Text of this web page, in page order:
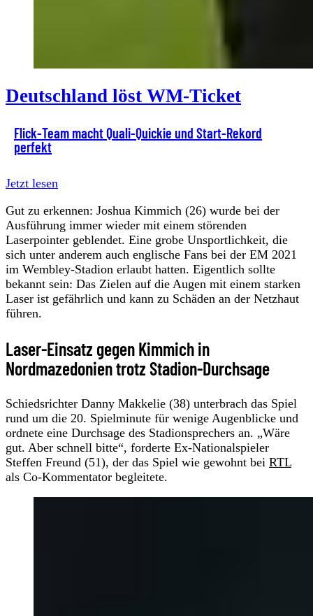
Deutschland löst WM-Ticket
Flick-Team macht Quali-Quickie und Start-Rekord
perfekt
Jetzt lesen
Gut zu erkennen: Joshua Kimmich (26) wurde bei der
Ausführung immer wieder mit einem störenden
Laserpointer geblendet. Eine grobe Unsportlichkeit, die
sich unter anderem auch englische Fans bei der EM 2021
im Wembley-Stadion erlaubt hatten. Eigentlich sollte
bekannt sein: Das Zielen auf die Augen mit einem starken
Laser ist gefährlich und kann zu Schäden an der Netzhaut
führen.
Laser-Einsatz gegen Kimmich in
Nordmazedonien trotz Stadion-Durchsage
Schiedsrichter Danny Makkelie (38) unterbrach das Spiel
rund um die 20. Spielminute für wenige Augenblicke und
ordnete eine Durchsage des Stadionsprechers an. „Wäre
gut. Aber schnell bitte“, forderte Ex-Nationalspieler
Steffen Freund (51), der das Spiel wie gewohnt bei RTL
als Co-Kommentator begleitete.